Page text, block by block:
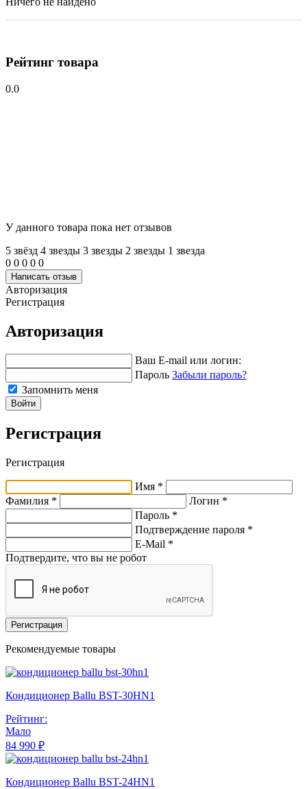
Рейтинг товара
0.0
У данного товара пока нет отзывов
5 звёзд 4 звeзды 3 звeзды 2 звeзды 1 звeзда
0 0 0 0 0
Написать отзыв
Авторизация
Регистрация
Авторизация
Ваш E-mail или логин:
Пароль Забыли пароль?
Запомнить меня
Войти
Регистрация
Регистрация
Имя *
Фамилия *
Логин *
Пароль *
Подтверждение пароля *
E-Mail *
Подтвердите, что вы не робот
Регистрация
Рекомендуемые товары
Кондиционер Ballu BST-30HN1
Рейтинг:
Мало
84 990 ₽
Кондиционер Ballu BST-24HN1